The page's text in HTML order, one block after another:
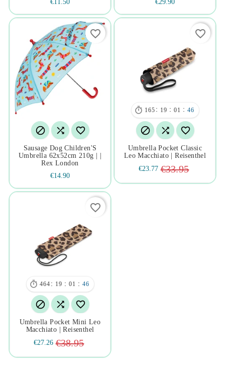
€11.50 €29.90
  
Sausage Dog Children'S
Umbrella 62x52cm 210g | |
Rex London
€14.90
favorite_border
 165 : 19 : 01 : 46
  
Umbrella Pocket Classic
Leo Macchiato | Reisenthel
€23.77 €33.95
favorite_border
 464 : 19 : 01 : 46
  
Umbrella Pocket Mini Leo
Macchiato | Reisenthel
€27.26 €38.95
favorite_border